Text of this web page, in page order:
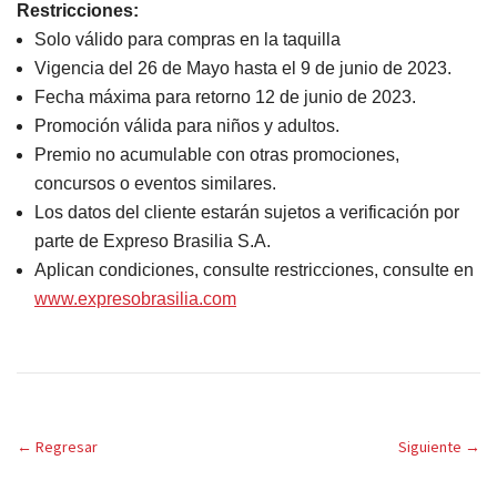
Restricciones:
Solo válido para compras en la taquilla
Vigencia del 26 de Mayo hasta el 9 de junio de 2023.
Fecha máxima para retorno 12 de junio de 2023.
Promoción válida para niños y adultos.
Premio no acumulable con otras promociones,
concursos o eventos similares.
Los datos del cliente estarán sujetos a verificación por
parte de Expreso Brasilia S.A.
Aplican condiciones, consulte restricciones, consulte en
www.expresobrasilia.com
← Regresar Siguiente →